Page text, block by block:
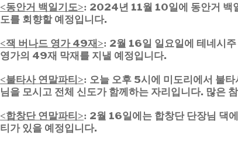
<동안거 백일기도>: 2024년 11월 10일에 동안거 백
도를 회향할 예정입니다.
<잭 버나드 영가 49재>: 2월 16일 일요일에 테네시
영가의 49재 막재를 지낼 예정입니다.
<불타사 연말파티>: 오늘 오후 5시에 미도리에서 불
님을 모시고 전체 신도가 함께하는 자리입니다. 많은
<합창단 연말파티>: 2월 16일에는 합창단 단장님 댁
티가 있을 예정입니다.